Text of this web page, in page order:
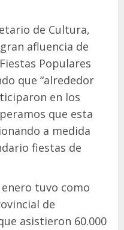
de Cultura,
afluencia de
Populares
que “alrededor
en los
que esta
a medida
fiestas de
enero tuvo como
de
asistieron 60.000